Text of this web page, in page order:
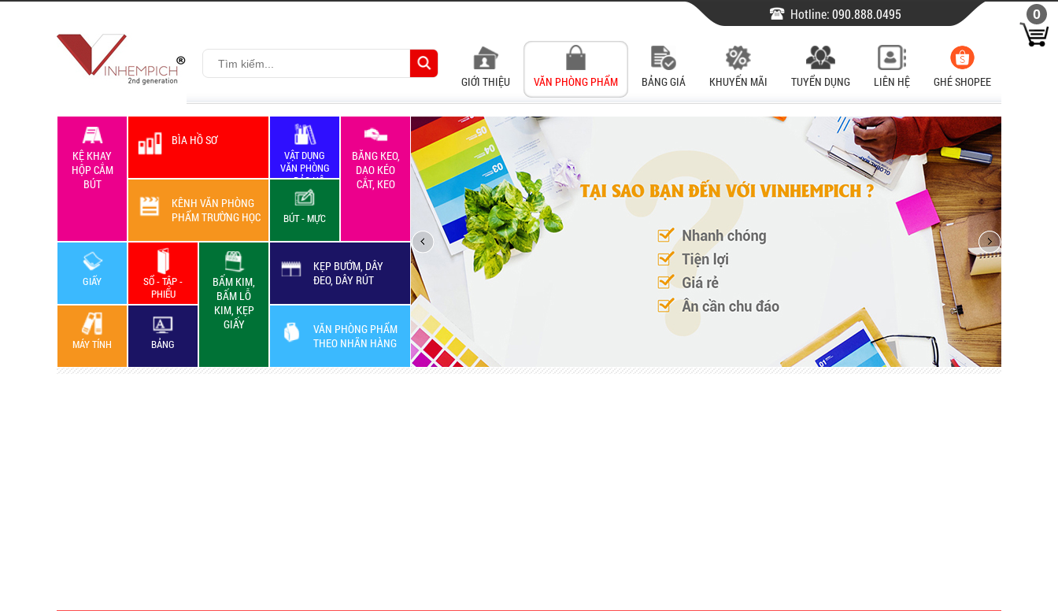
GIỚI THIỆU VĂN PHÒNG PHẨM BẢNG GIÁ KHUYẾN MÃI TUYỂN DỤNG LIÊN HỆ GHÉ SHOPEE
Hotline:090.888.0495
KỆ KHAY
HỘP CẮM
BÚT
BÌA HỒ SƠ
VẬT DỤNG
VĂN PHÒNG
+ BẢO HỘ
LAO ĐỘNG
BĂNG KEO,
DAO KÉO
CẮT, KEO
KÊNH VĂN PHÒNG
PHẨM TRƯỜNG HỌC
BÚT - MỰC
GIẤY
SỔ - TẬP -
PHIẾU
BẤM KIM,
BẤM LỖ
KIM, KẸP
GIẤY
KẸP BƯỚM, DÂY
ĐEO, DÂY RÚT
VĂN PHÒNG PHẨM
THEO NHÃN HÀNG
MÁY TÍNH BẢNG
0